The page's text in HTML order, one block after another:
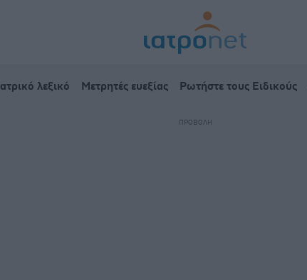
Ιατρικό λεξικό Μετρητές ευεξίας Ρωτήστε τους Ειδικούς